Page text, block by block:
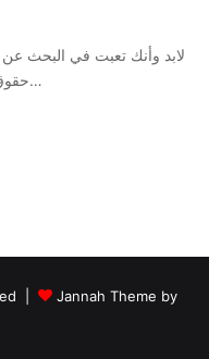
لابد وأنك تعبت في البحث
حقوق طبع ونشر، لذلك سأعطيك الحل، في هذا…
|
Jannah Theme by